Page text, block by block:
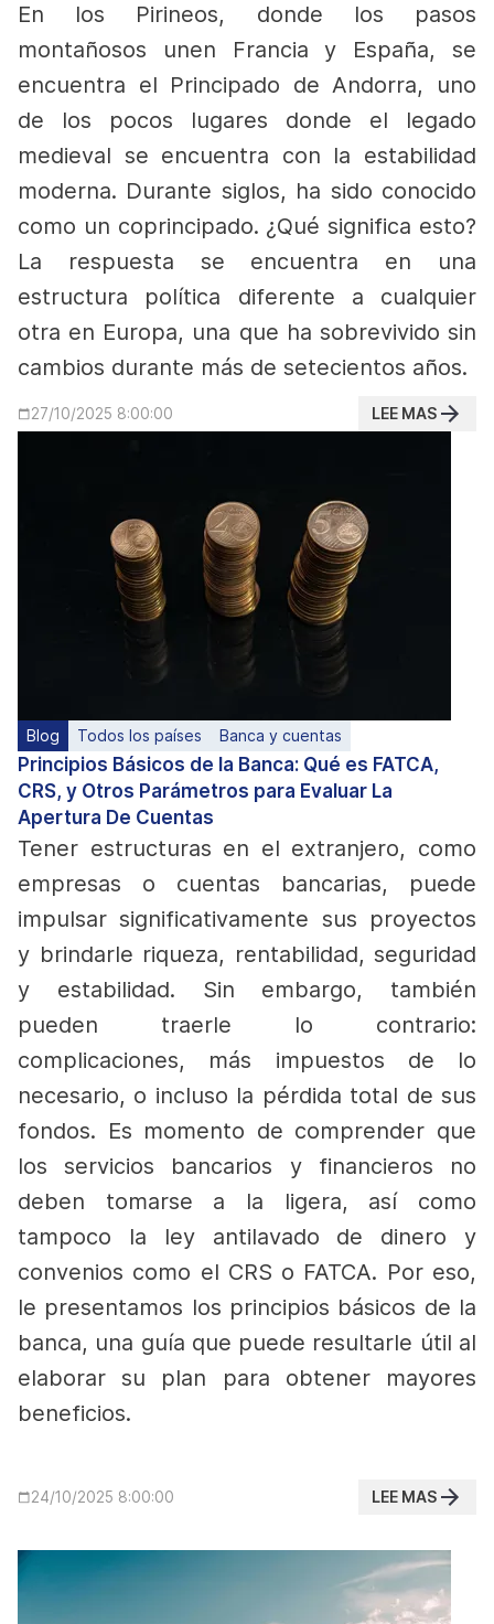
En los Pirineos, donde los pasos
montañosos unen Francia y España, se
encuentra el Principado de Andorra, uno
de los pocos lugares donde el legado
medieval se encuentra con la estabilidad
moderna. Durante siglos, ha sido conocido
como un coprincipado. ¿Qué significa esto?
La respuesta se encuentra en una
estructura política diferente a cualquier
otra en Europa, una que ha sobrevivido sin
cambios durante más de setecientos años.
27/10/2025 8:00:00 LEE MAS
Blog Todos los países Banca y cuentas
Principios Básicos de la Banca: Qué es FATCA,
CRS, y Otros Parámetros para Evaluar La
Apertura De Cuentas
Tener estructuras en el extranjero, como
empresas o cuentas bancarias, puede
impulsar significativamente sus proyectos
y brindarle riqueza, rentabilidad, seguridad
y estabilidad. Sin embargo, también
pueden traerle lo contrario:
complicaciones, más impuestos de lo
necesario, o incluso la pérdida total de sus
fondos. Es momento de comprender que
los servicios bancarios y financieros no
deben tomarse a la ligera, así como
tampoco la ley antilavado de dinero y
convenios como el CRS o FATCA. Por eso,
le presentamos los principios básicos de la
banca, una guía que puede resultarle útil al
elaborar su plan para obtener mayores
beneficios.
24/10/2025 8:00:00 LEE MAS